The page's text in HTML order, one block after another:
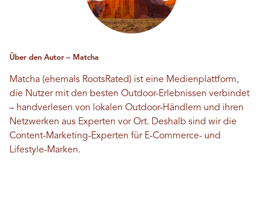
Über den Autor – Matcha
Matcha (ehemals RootsRated) ist eine Medienplattform,
die Nutzer mit den besten Outdoor-Erlebnissen verbindet
– handverlesen von lokalen Outdoor-Händlern und ihren
Netzwerken aus Experten vor Ort. Deshalb sind wir die
Content-Marketing-Experten für E-Commerce- und
Lifestyle-Marken.